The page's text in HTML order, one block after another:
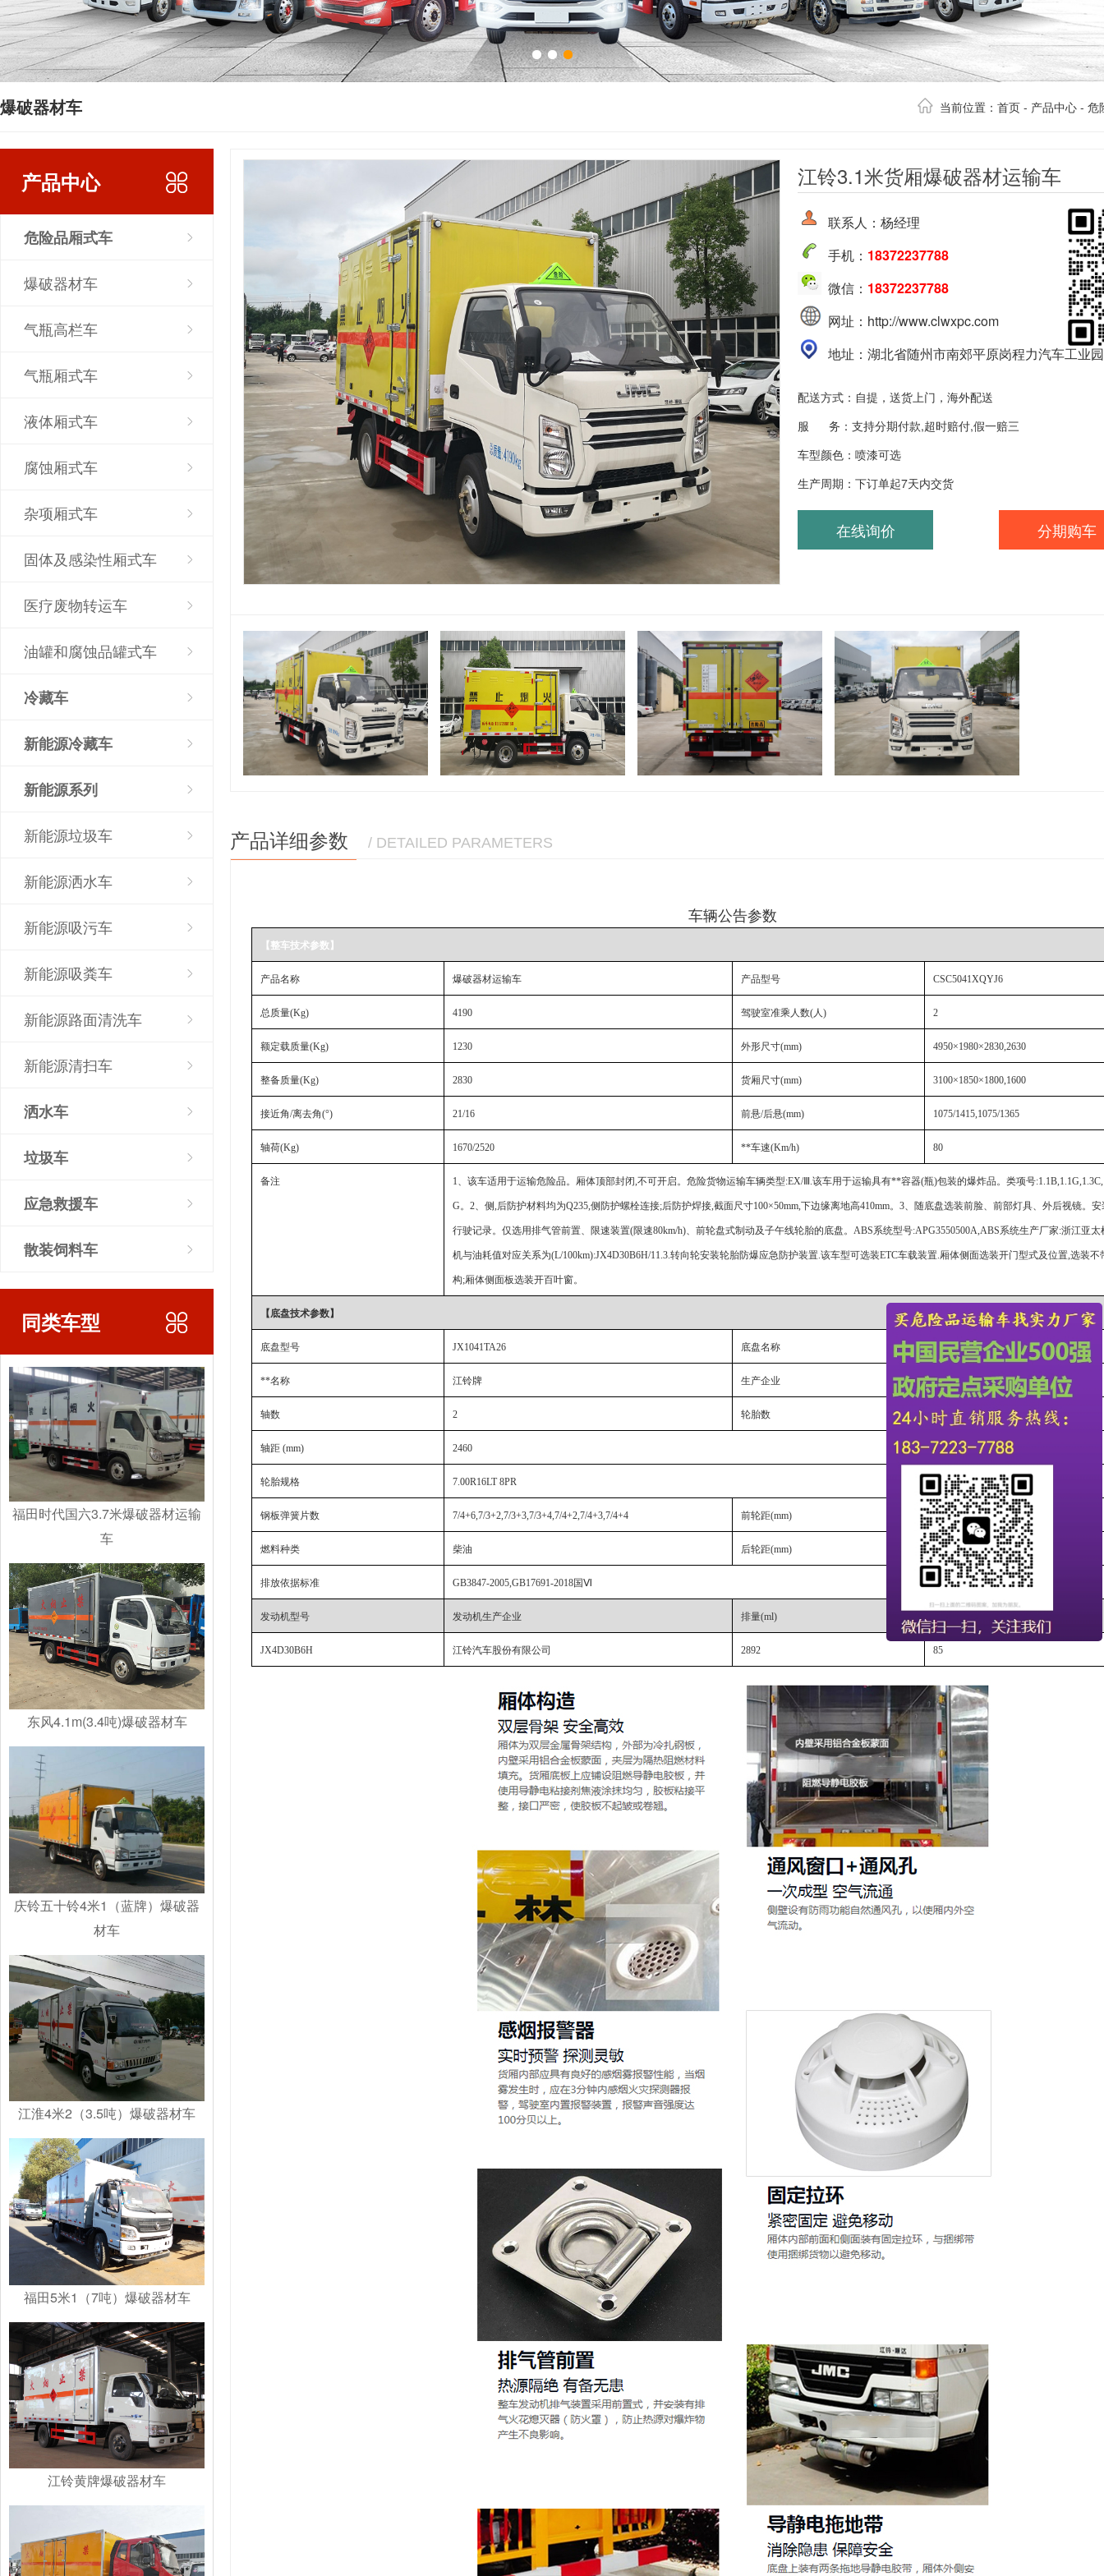
爆破器材车 当前位置： 首页 - 产品中心 - 危
产品中心
危险品厢式车
爆破器材车
气瓶高栏车
气瓶厢式车
液体厢式车
腐蚀厢式车
杂项厢式车
固体及感染性厢式车
医疗废物转运车
油罐和腐蚀品罐式车
冷藏车
新能源冷藏车
新能源系列
新能源垃圾车
新能源洒水车
新能源吸污车
新能源吸粪车
新能源路面清洗车
新能源清扫车
洒水车
垃圾车
应急救援车
散装饲料车
同类车型
福田时代国六3.7米爆破器材运输
车
东风4.1m(3.4吨)爆破器材车
庆铃五十铃4米1（蓝牌）爆破器
材车
江淮4米2（3.5吨）爆破器材车
福田5米1（7吨）爆破器材车
江铃黄牌爆破器材车
江铃3.1米货厢爆破器材运输车
联系人：杨经理
手机： 18372237788
微信： 18372237788
网址：http://www.clwxpc.com
地址：湖北省随州市南郊平原岗程力汽车工业园
配送方式：自提，送货上门，海外配送
服 务：支持分期付款,超时赔付,假一赔三
车型颜色：喷漆可选
生产周期：下订单起7天内交货
在线询价 分期购车
产品详细参数 / DETAILED PARAMETERS
车辆公告参数
【整车技术参数】
产品名称 爆破器材运输车 产品型号 CSC5041XQYJ6
总质量(Kg) 4190 驾驶室准乘人数(人) 2
额定载质量(Kg) 1230 外形尺寸(mm) 4950×1980×2830,2630
整备质量(Kg) 2830 货厢尺寸(mm) 3100×1850×1800,1600
接近角/离去角(°) 21/16 前悬/后悬(mm) 1075/1415,1075/1365
轴荷(Kg) 1670/2520 **车速(Km/h) 80
备注 1、该车适用于运输危险品。厢体顶部封闭,不可开启。危险货物运输车辆类型:EX/Ⅲ.该车用于运输具有**容器(瓶)包装的爆炸品。类项号
G。2、侧,后防护材料均为Q235,侧防护螺栓连接;后防护焊接,截面尺寸100×50mm,下边缘离地高410mm。3、随底盘选装前脸、前部灯具、外后视镜。
行驶记录。仅选用排气管前置、限速装置(限速80km/h)、前轮盘式制动及子午线轮胎的底盘。ABS系统型号:APG3550500A,ABS系统生产厂家:浙江亚
机与油耗值对应关系为(L/100km):JX4D30B6H/11.3.转向轮安装轮胎防爆应急防护装置.该车型可选装ETC车载装置.厢体侧面选装开门型式及位置,选装
构;厢体侧面板选装开百叶窗。
【底盘技术参数】
底盘型号 JX1041TA26 底盘名称 载货汽车底盘
**名称 江铃牌 生产企业 江铃汽车股份有限公司
轴数 2 轮胎数 6
轴距 (mm) 2460
轮胎规格 7.00R16LT 8PR
钢板弹簧片数 7/4+6,7/3+2,7/3+3,7/3+4,7/4+2,7/4+3,7/4+4 前轮距(mm) 1385
燃料种类 柴油 后轮距(mm) 1425
排放依据标准 GB3847-2005,GB17691-2018国Ⅵ
发动机型号 发动机生产企业 排量(ml)
JX4D30B6H 江铃汽车股份有限公司 2892 85